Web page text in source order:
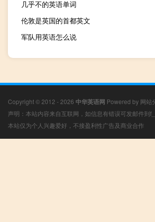
几乎不的英语单词
伦敦是英国的首都英文
军队用英语怎么说
Copyright © 2012 - 2026 中华英语网 Powered by 网站
声明：本站内容来自互联网，如信息有错误可发邮件到
本站仅为个人兴趣爱好，不接盈利性广告及商业合作